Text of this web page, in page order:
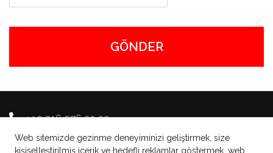
Web sitemizde gezinme deneyiminizi geliştirmek, size
kişiselleştirilmiş içerik ve hedefli reklamlar göstermek, web
GÖNDER
+90 216 576 20 20
info@brunchplus.com